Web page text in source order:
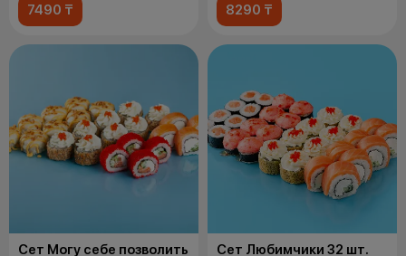
7490 ₸ 8290 ₸
Сет Могу себе позволить
Сет Любимчики 32 шт.